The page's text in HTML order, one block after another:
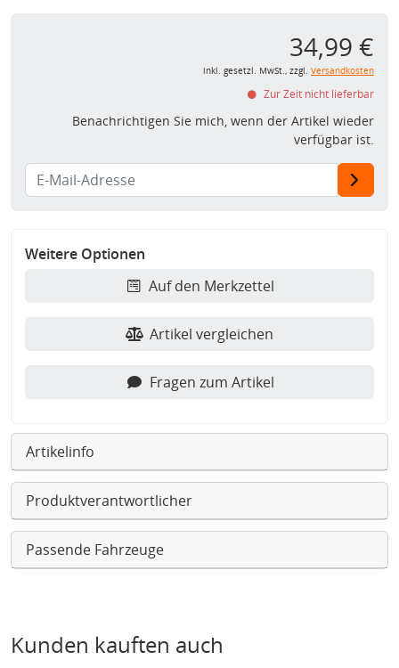
34,99 €
inkl. gesetzl. MwSt., zzgl. Versandkosten
Zur Zeit nicht lieferbar
Benachrichtigen Sie mich, wenn der Artikel wieder
verfügbar ist.
Weitere Optionen
Auf den Merkzettel
Artikel vergleichen
Fragen zum Artikel
Artikelinfo
Produktverantwortlicher
Passende Fahrzeuge
Kunden kauften auch